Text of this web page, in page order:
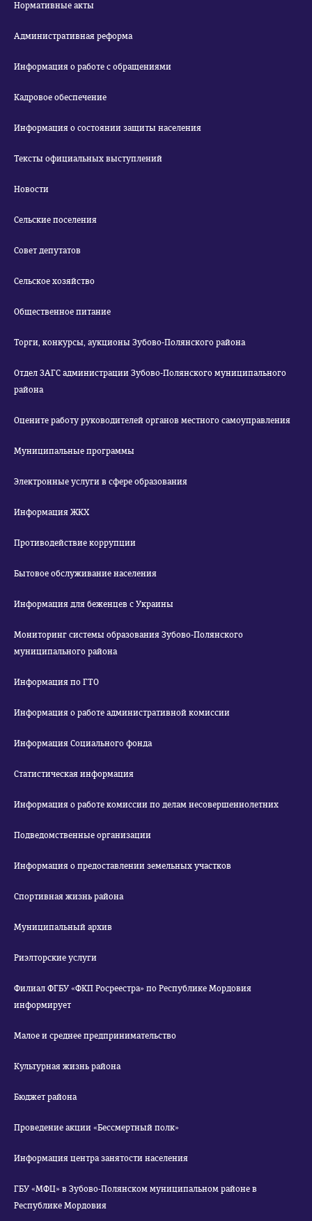
Нормативные акты
Административная реформа
Информация о работе с обращениями
Кадровое обеспечение
Информация о состоянии защиты населения
Тексты официальных выступлений
Новости
Сельские поселения
Совет депутатов
Сельское хозяйство
Общественное питание
Торги, конкурсы, аукционы Зубово-Полянского района
Отдел ЗАГС администрации Зубово-Полянского муниципального
района
Оцените работу руководителей органов местного самоуправления
Муниципальные программы
Электронные услуги в сфере образования
Информация ЖКХ
Противодействие коррупции
Бытовое обслуживание населения
Информация для беженцев с Украины
Мониторинг системы образования Зубово-Полянского
муниципального района
Информация по ГТО
Информация о работе административной комиссии
Информация Социального фонда
Статистическая информация
Информация о работе комиссии по делам несовершеннолетних
Подведомственные организации
Информация о предоставлении земельных участков
Спортивная жизнь района
Муниципальный архив
Риэлторские услуги
Филиал ФГБУ «ФКП Росреестра» по Республике Мордовия
информирует
Малое и среднее предпринимательство
Культурная жизнь района
Бюджет района
Проведение акции «Бессмертный полк»
Информация центра занятости населения
ГБУ «МФЦ» в Зубово-Полянском муниципальном районе в
Республике Мордовия